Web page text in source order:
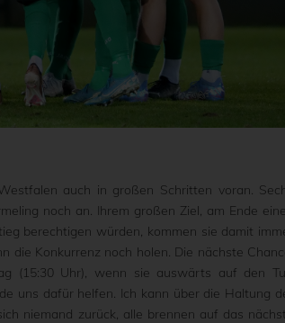
auch in großen Schritten voran.
noch an. Ihrem großen Ziel, am Ende
berechtigen würden, kommen sie damit
die Konkurrenz noch holen. Die nächste
(15:30 Uhr), wenn sie auswärts auf den
uns dafür helfen. Ich kann über die Haltung
niemand zurück, alle brennen auf das